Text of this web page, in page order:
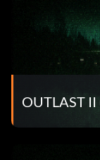
OUTLAST